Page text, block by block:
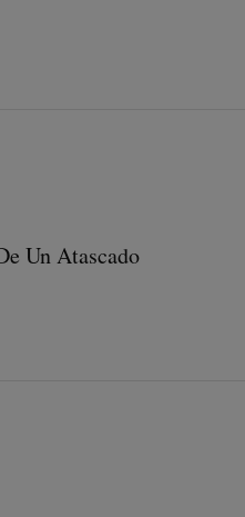
Un Atascado